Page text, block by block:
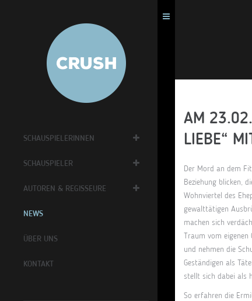
SCHAUSPIELERINNEN
SCHAUSPIELER
AUTOREN & REGISSEURE
NEWS
ÜBER UNS
KONTAKT
AM
LIEBE“
Der Mord an dem
Beziehung blicken,
Wohnviertel des
gewalttätigen
machen sich
Traum vom
und nehmen die
Geständigen als
stellt sich dabei als
So erfahren die